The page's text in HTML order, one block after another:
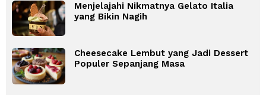
Menjelajahi Nikmatnya Gelato Italia
yang Bikin Nagih
Cheesecake Lembut yang Jadi Dessert
Populer Sepanjang Masa